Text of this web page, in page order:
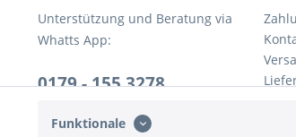
Unterstützung und Beratung via
Whatts App:
0179 - 155 3278
Fr, 10:00 - 13:00 Uhr
Funktionale